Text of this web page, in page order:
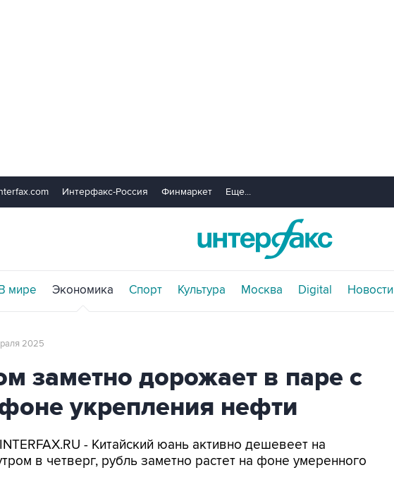
Интерфакс-Россия Финмаркет Еще...
мире Экономика Спорт Культура Москва Digital Новости
2025
заметно дорожает в паре с
укрепления нефти
- Китайский юань активно дешевеет на
в четверг, рубль заметно растет на фоне умеренного